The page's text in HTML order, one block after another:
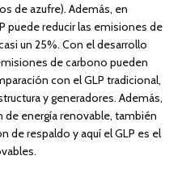
de azufre). Además, en
puede reducir las emisiones de
un 25%. Con el desarrollo
de carbono pueden
con el GLP tradicional,
y generadores. Además,
de energía renovable, también
de respaldo y aquí el GLP es el